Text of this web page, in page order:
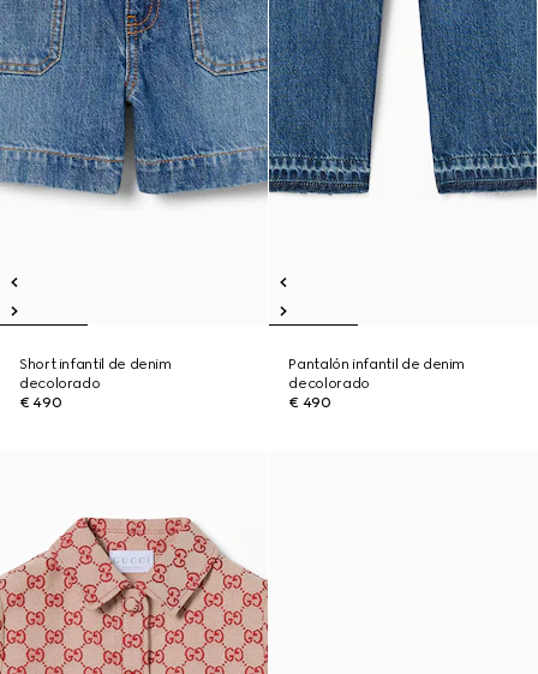
Short infantil de denim
decolorado
€ 490
Pantalón infantil de denim
decolorado
€ 490